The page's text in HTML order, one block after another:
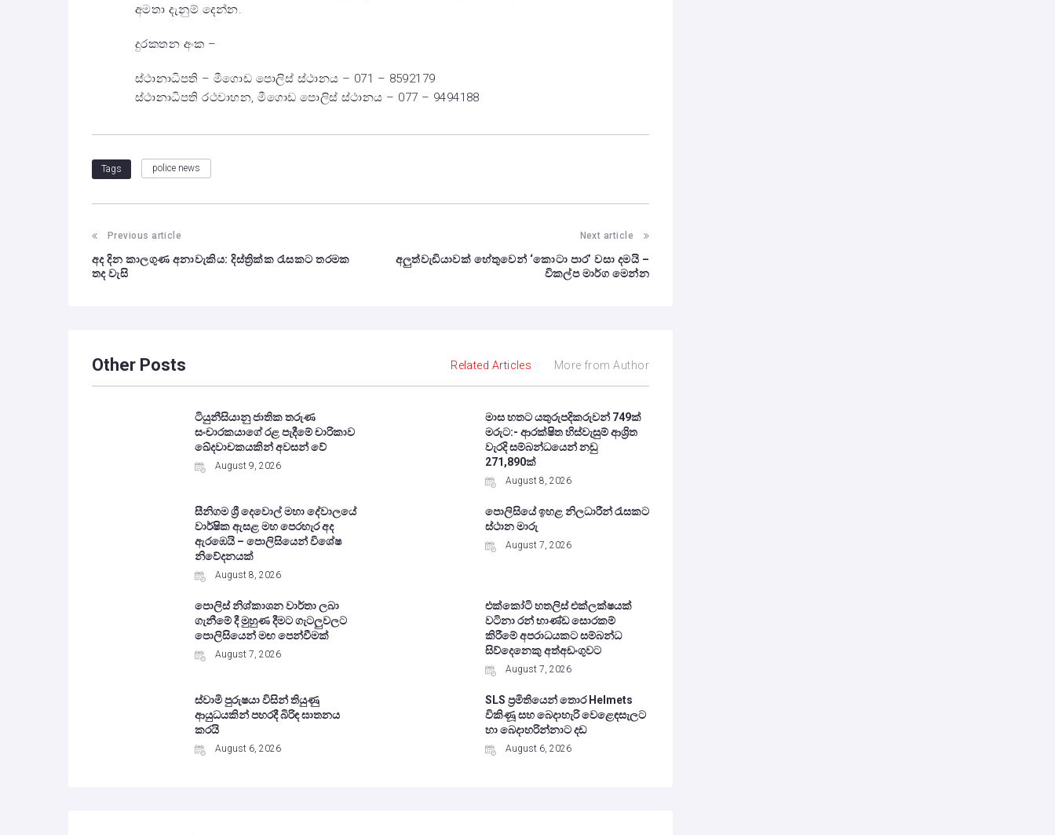
අමතා දැනුම් දෙන්න.
දුරකතන අංක –
ස්ථානාධිපති – මීගොඩ පොලිස් ස්ථානය – 071 – 8592179
ස්ථානාධිපති රථවාහන, මීගොඩ පොලිස් ස්ථානය – 077 – 9494188
Tags police news
Previous article
අද දින කාලගුණ අනාවැකිය: දිස්ත්‍රික්ක රැසකට තරමක
තද වැසි
Next article
අලුත්වැඩියාවක් හේතුවෙන් ‘කොටා පාර’ වසා දමයි –
විකල්ප මාර්ග මෙන්න
Other Posts Related Articles More from Author
ටියුනීසියානු ජාතික තරුණ
සංචාරකයාගේ රළ පැදීමේ චාරිකාව
ඛේදවාචකයකින් අවසන් වේ‍
August 9, 2026
මාස හතට යතුරුපදිකරුවන් 749ක්
මරුට:- ආරක්ෂිත හිස්වැසුම් ආශ්‍රිත
වැරදි සම්බන්ධයෙන් නඩු
271,890ක්
August 8, 2026
සීනිගම ශ්‍රී දෙවොල් මහා දේවාලයේ
වාර්ෂික ඇසළ මහ පෙරහැර අද
ඇරඹෙයි – පොලිසියෙන් විශේෂ
නිවේදනයක්
August 8, 2026
පොලිසියේ ඉහළ නිලධාරීන් රැසකට
ස්ථාන මාරු
August 7, 2026
පොලිස් නිශ්කාශන වාර්තා ලබා
ගැනීමේ දී මුහුණ දීමට ගැටලුවලට
පොලිසියෙන් මඟ පෙන්වීමක්
August 7, 2026
එක්කෝටි හතලිස් එක්ලක්ෂයක්
වටිනා රන් භාණ්ඩ සොරකම්
කිරීමේ අපරාධයකට සම්බන්ධ
සිව්දෙනෙකු අත්අඩංගුවට
August 7, 2026
ස්වාමි පුරුෂයා විසින් තියුණු
ආයුධයකින් පහරදී බිරිඳ ඝාතනය
කරයි
August 6, 2026
SLS ප්‍රමිතියෙන් තොර Helmets
විකිණූ සහ බෙදාහැරි වෙළෙඳසැලට
හා බෙදාහරින්නාට දඩ
August 6, 2026